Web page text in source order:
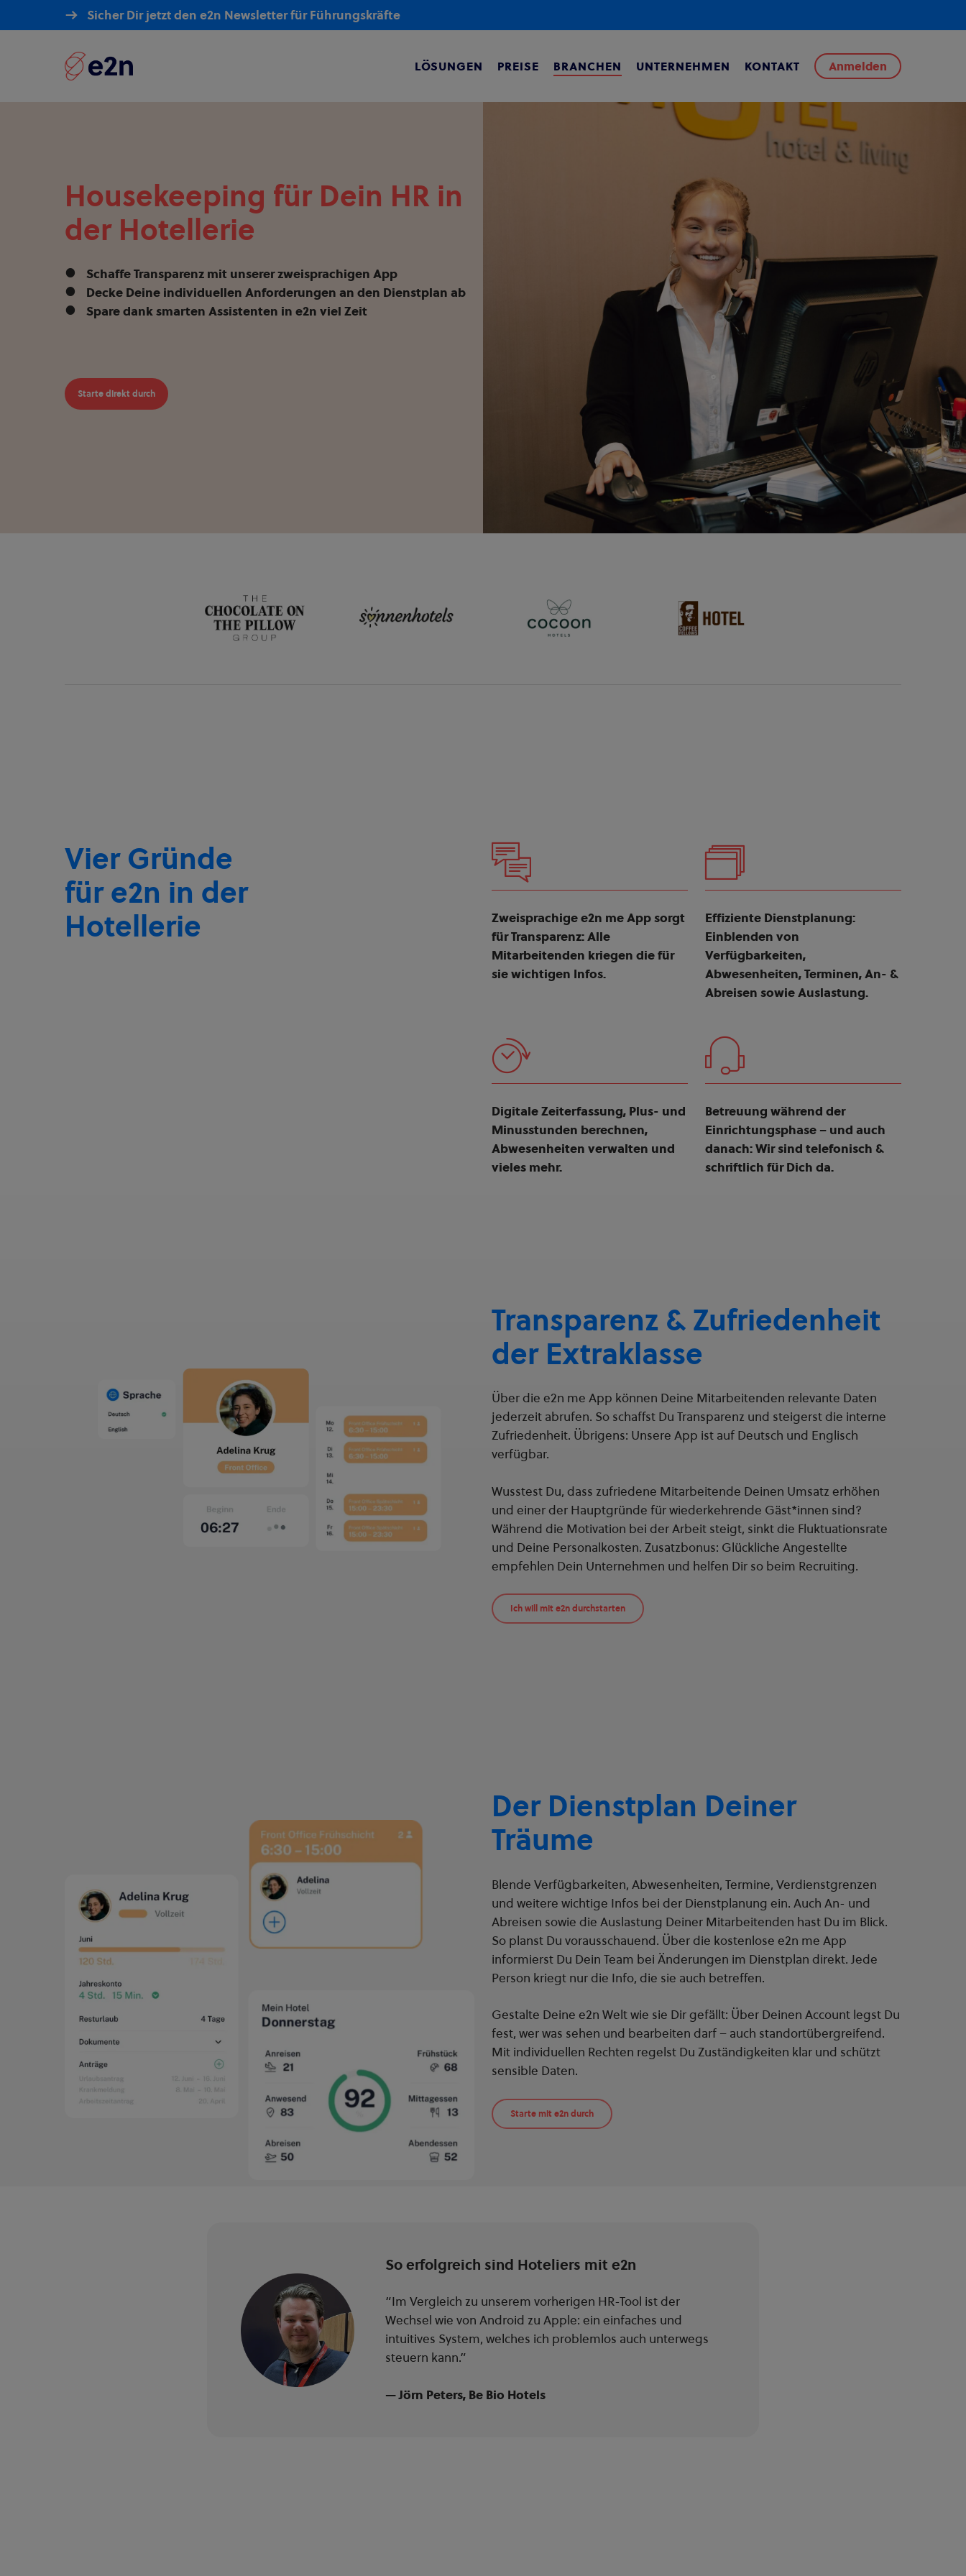
to
Sicher Dir jetzt den e2n Newsletter für Führungskräfte
LÖSUNGEN PREISE BRANCHEN UNTERNEHMEN KONTAKT Anmelden
Housekeeping für Dein HR in
der Hotellerie
Schaffe Transparenz mit unserer zweisprachigen App
Decke Deine individuellen Anforderungen an den Dienstplan ab
Spare dank smarten Assistenten in e2n viel Zeit
Starte direkt durch
Vier Gründe
für e2n in der
Hotellerie
Zweisprachige e2n me App sorgt
für Transparenz: Alle
Mitarbeitenden kriegen die für
sie wichtigen Infos.
Effiziente Dienstplanung:
Einblenden von
Verfügbarkeiten,
Abwesenheiten, Terminen, An- &
Abreisen sowie Auslastung.
Digitale Zeiterfassung, Plus- und
Minusstunden berechnen,
Abwesenheiten verwalten und
vieles mehr.
Betreuung während der
Einrichtungsphase – und auch
danach: Wir sind telefonisch &
schriftlich für Dich da.
Transparenz & Zufriedenheit
der Extraklasse
Über die e2n me App können Deine Mitarbeitenden relevante Daten
jederzeit abrufen. So schaffst Du Transparenz und steigerst die interne
Zufriedenheit. Übrigens: Unsere App ist auf Deutsch und Englisch
verfügbar.
Wusstest Du, dass zufriedene Mitarbeitende Deinen Umsatz erhöhen
und einer der Hauptgründe für wiederkehrende Gäst*innen sind?
Während die Motivation bei der Arbeit steigt, sinkt die Fluktuationsrate
und Deine Personalkosten. Zusatzbonus: Glückliche Angestellte
empfehlen Dein Unternehmen und helfen Dir so beim Recruiting.
Ich will mit e2n durchstarten
Der Dienstplan Deiner
Träume
Blende Verfügbarkeiten, Abwesenheiten, Termine, Verdienstgrenzen
und weitere wichtige Infos bei der Dienstplanung ein. Auch An- und
Abreisen sowie die Auslastung Deiner Mitarbeitenden hast Du im Blick.
So planst Du vorausschauend. Über die kostenlose e2n me App
informierst Du Dein Team bei Änderungen im Dienstplan direkt. Jede
Person kriegt nur die Info, die sie auch betreffen.
Gestalte Deine e2n Welt wie sie Dir gefällt: Über Deinen Account legst Du
fest, wer was sehen und bearbeiten darf – auch standortübergreifend.
Mit individuellen Rechten regelst Du Zuständigkeiten klar und schützt
sensible Daten.
Starte mit e2n durch
So erfolgreich sind Hoteliers mit e2n
“Im Vergleich zu unserem vorherigen HR-Tool ist der
Wechsel wie von Android zu Apple: ein einfaches und
intuitives System, welches ich problemlos auch unterwegs
steuern kann.”
— Jörn Peters, Be Bio Hotels